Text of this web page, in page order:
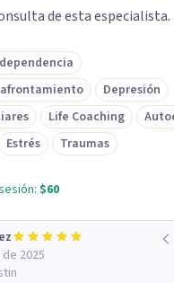
de esta especialista.
Depresión
Life Coaching
Estrés Traumas
$60
2025